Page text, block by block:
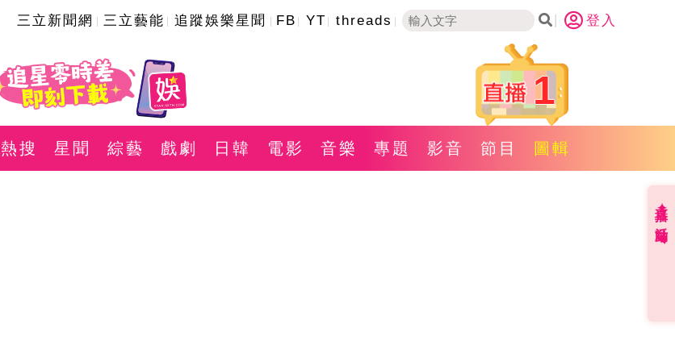
三立新聞網 三立藝能 追蹤娛樂星聞 FB YT threads 登入
1
熱搜 星聞 綜藝 戲劇 日韓 電影 音樂 專題 影音 節目 圖輯
直播✦活動